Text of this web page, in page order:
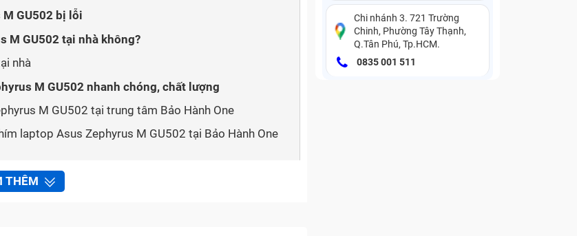
GU502 bị lỗi
M GU502 tại nhà không?
nhà
M GU502 nhanh chóng, chất lượng
M GU502 tại trung tâm Bảo Hành One
laptop Asus Zephyrus M GU502 tại Bảo Hành One
Zephyrus M GU502 cần được sửa
THÊM
Chi nhánh 3. 721 Trường
Chinh, Phường Tây Thạnh,
Q.Tân Phú, Tp.HCM.
0835 001 511